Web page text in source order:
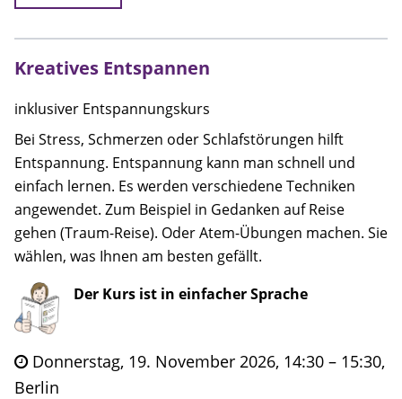
Kreatives Entspannen
inklusiver Entspannungskurs
Bei Stress, Schmerzen oder Schlafstörungen hilft
Entspannung. Entspannung kann man schnell und
einfach lernen. Es werden verschiedene Techniken
angewendet. Zum Beispiel in Gedanken auf Reise
gehen (Traum-Reise). Oder Atem-Übungen machen. Sie
wählen, was Ihnen am besten gefällt.
Der Kurs ist in einfacher Sprache
Donnerstag, 19. November 2026, 14:30 – 15:30,
Berlin